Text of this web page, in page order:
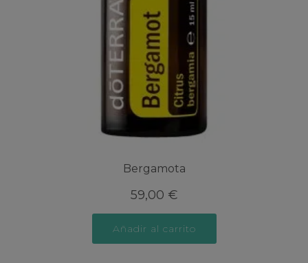
Bergamota
59,00 €
Añadir al carrito